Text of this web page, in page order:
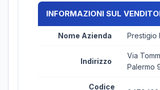
INFORMAZIONI SUL
Nome Azienda Prestigio
Indirizzo
Via
Palermo
Codice